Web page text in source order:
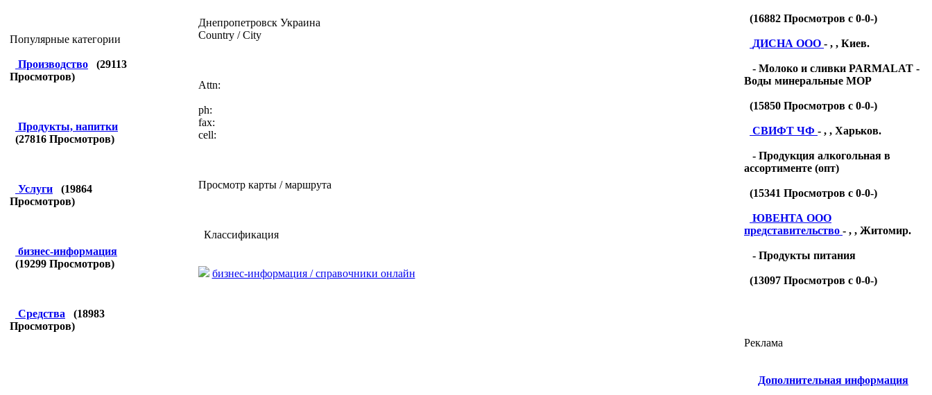
Популярные категории
Производство (29113
Просмотров)
Продукты, напитки
(27816 Просмотров)
Услуги (19864
Просмотров)
бизнес-информация
(19299 Просмотров)
Средства (18983
Просмотров)
Днепропетровск Украина
Country / City
Attn:
ph:
fax:
cell:
Просмотр карты / маршрута
Классификация
бизнес-информация / справочники онлайн
(16882 Просмотров с 0-0-)
ДИСНА ООО - , , Киев.
- Молоко и сливки PARMALAT -
Воды минеральные МОР
(15850 Просмотров с 0-0-)
СВИФТ ЧФ - , , Харьков.
- Продукция алкогольная в
ассортименте (опт)
(15341 Просмотров с 0-0-)
ЮВЕНТА ООО
представительство - , , Житомир.
- Продукты питания
(13097 Просмотров с 0-0-)
Реклама
Дополнительная информация